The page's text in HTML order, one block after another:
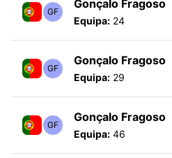
GF
Gonçalo Fragoso
Equipa: 24
GF
Gonçalo Fragoso
Equipa: 29
GF
Gonçalo Fragoso
Equipa: 46